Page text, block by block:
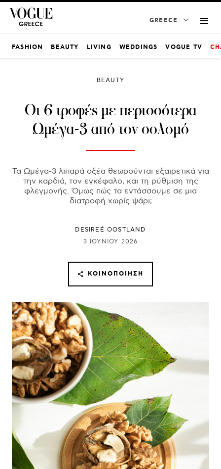
GREECE
FASHION BEAUTY LIVING WEDDINGS VOGUE TV
BEAUTY
Οι 6 τροφές με περισσότερα
Ωμέγα-3 από τον σολομό
Τα Ωμέγα-3 λιπαρά οξέα θεωρούνται εξαιρετικά για
την καρδιά, τον εγκέφαλο, και τη ρύθμιση της
φλεγμονής. Όμως πώς τα εντάσσουμε σε μια
διατροφή χωρίς ψάρι;
DESIREÉ OOSTLAND
3 ΙΟΥΝΊΟΥ 2026
ΚΟΙΝΟΠΟΊΗΣΗ